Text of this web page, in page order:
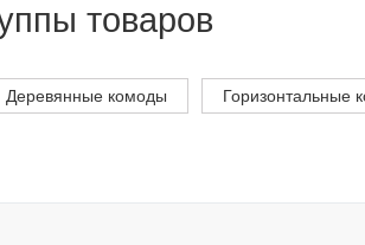
товаров
Деревянные комоды Горизонтальные